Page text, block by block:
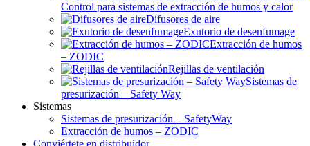
Control para sistemas de extracción de humos y calor
Difusores de aire
Exutorio de desenfumage
Extracción de humos
– ZODIC
Rejillas de ventilación
Sistemas de
presurización – Safety Way
Sistemas
Sistemas de presurización – SafetyWay
Extracción de humos – ZODIC
Conviértete en distribuidor